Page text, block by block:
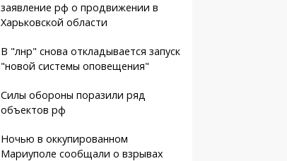
заявление рф о продвижении в
Харьковской области
В "лнр" снова откладывается запуск
"новой системы оповещения"
Силы обороны поразили ряд
объектов рф
Ночью в оккупированном
Мариуполе сообщали о взрывах